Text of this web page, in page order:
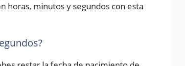
horas, minutos y segundos con esta